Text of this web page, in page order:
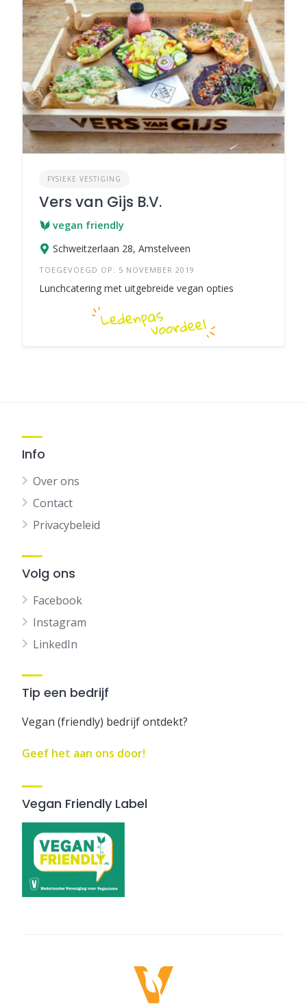
FYSIEKE VESTIGING
Vers van Gijs B.V.
vegan friendly
Schweitzerlaan 28, Amstelveen
TOEGEVOEGD OP: 5 NOVEMBER 2019
Lunchcatering met uitgebreide vegan opties
Info
Over ons
Contact
Privacybeleid
Volg ons
Facebook
Instagram
LinkedIn
Tip een bedrijf
Vegan (friendly) bedrijf ontdekt?
Geef het aan ons door!
Vegan Friendly Label